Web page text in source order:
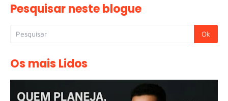
Pesquisar neste blogue
Os mais Lidos